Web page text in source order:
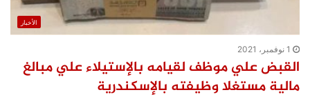
الأخبار
1 نوفمبر، 2021
القبض علي موظف لقيامه بالإستيلاء علي مبالغ
مالية مستغلا وظيفته بالإسكندرية